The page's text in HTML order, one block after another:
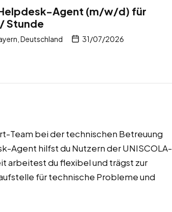
Agent (m/w/d) für
Stunde
Deutschland 31/07/2026
Team bei der technischen Betreuung
Agent hilfst du Nutzern der UNISCOLA-
arbeitest du flexibel und trägst zur
für technische Probleme und